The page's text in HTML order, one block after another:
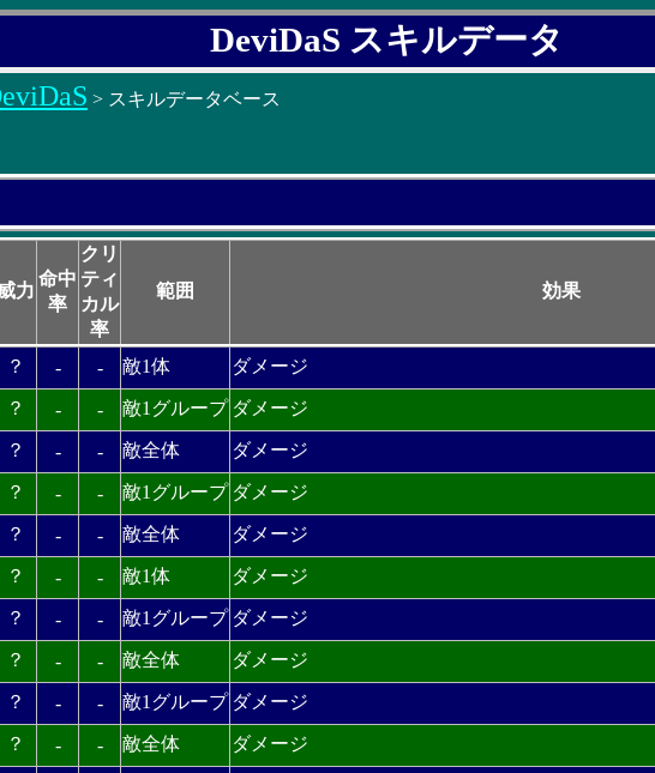
DeviDaS スキルデータ
> スキルデータベース
力
命中
率
クリ
ティ
カル
率
範囲 効果
？ - - 敵1体 ダメージ
？ - - 敵1グループ ダメージ
？ - - 敵全体 ダメージ
？ - - 敵1グループ ダメージ
？ - - 敵全体 ダメージ
？ - - 敵1体 ダメージ
？ - - 敵1グループ ダメージ
？ - - 敵全体 ダメージ
？ - - 敵1グループ ダメージ
？ - - 敵全体 ダメージ